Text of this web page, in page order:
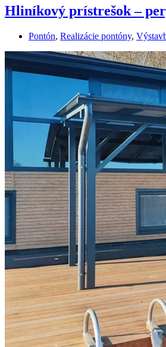
Hliníkový prístrešok –
Pontón, Realizácie pontóny,